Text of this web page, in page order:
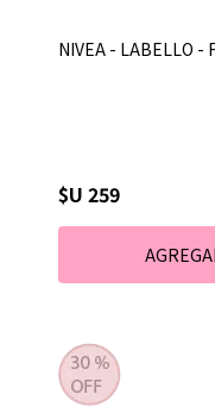
NIVEA - LABELLO -
$U 259